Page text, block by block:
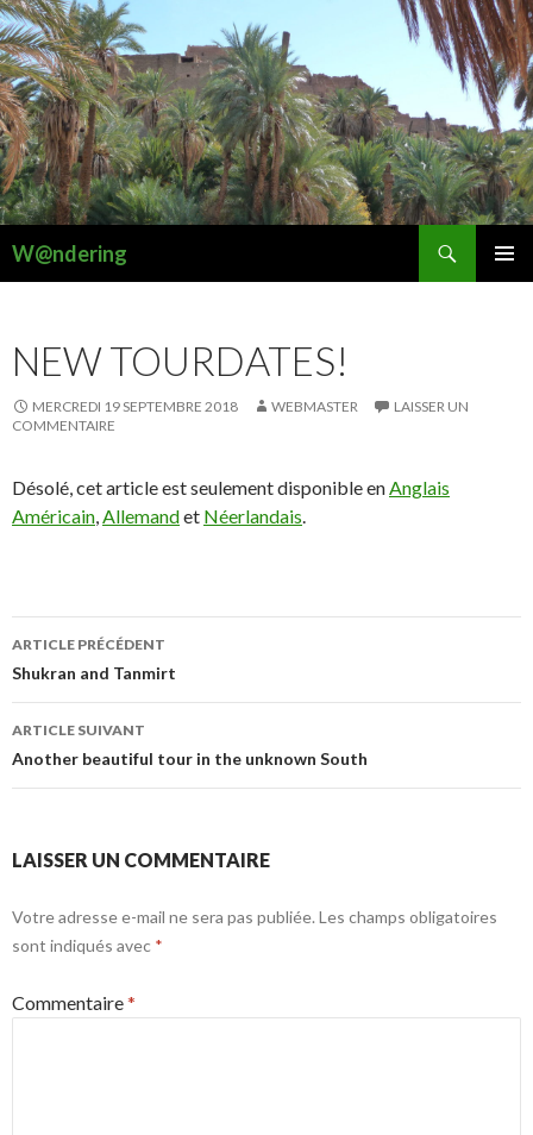
W@ndering
NEW TOURDATES!
MERCREDI 19 SEPTEMBRE 2018 WEBMASTER
LAISSER UN
COMMENTAIRE
Désolé, cet article est seulement disponible enAnglais
Américain,Allemandet Néerlandais.
Navigation
des
articles
ARTICLE PRÉCÉDENT
Shukran and Tanmirt
ARTICLE SUIVANT
Another beautiful tour in the unknown South
LAISSER UN COMMENTAIRE
Votre adresse e-mail ne sera pas publiée. Les champs obligatoires
sont indiqués avec *
Commentaire*